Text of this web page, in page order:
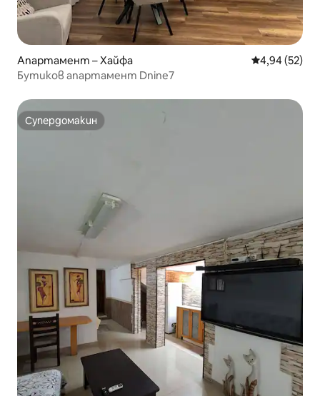
Апартамент – Хайфа Средна
4,94 (52)
Бутиков апартамент Dnine7
Супердомакин
Супердомакин